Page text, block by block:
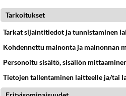
2026-06-11 16:30:15
Tiedän, joskus melkein
Tarkoitukset
Tarkat sijaintitiedot ja tunnistaminen
Kohdennettu mainonta ja mainonnan
Personoitu sisältö, sisällön
Tietojen tallentaminen laitteelle ja/tai